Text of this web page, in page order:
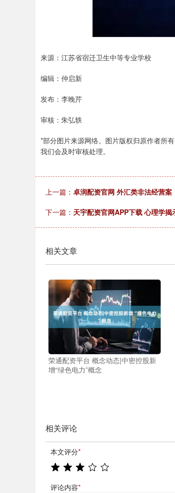
来源：江苏省宿迁卫生中等专业学校
编辑：仲启新
发布：李晚芹
审核：朱弘轶
*部分图片来源网络。图片版权归原作者所
我们会及时审核处理。
上一篇： 卓润配资官网 外汇类非法经营
下一篇： 天宇配资官网APP下载 心理学
相关文章
荣通配资平台 概念动态|中密控股新
增“绿色电力”概念
相关评论
本文评分*
评论内容*